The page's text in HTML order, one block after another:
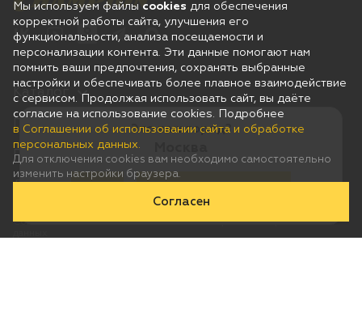
Это ваш город?
Соглашение об использовании сайта и обработке персональных
Гарантия
Покупателям
Дилерам
Каталог
Мы используем файлы cookies для обеспечения
корректной работы сайта, улучшения его
функциональности, анализа посещаемости и
персонализации контента. Эти данные помогают нам
помнить ваши предпочтения, сохранять выбранные
настройки и обеспечивать более плавное взаимодействие
с сервисом. Продолжая использовать сайт, вы даёте
согласие на использование cookies. Подробнее
в Соглашении об использовании сайта и обработке
персональных данных.
Для отключения cookies вам необходимо самостоятельно
изменить настройки браузера.
Согласен